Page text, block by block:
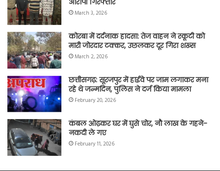
March 3, 2026
कोरबा में दर्दनाक हादसा: तेज वाहन ने स्कूटी को
मारी जोरदार टक्कर, उछलकर दूर गिरा शख्स
March 2, 2026
छत्तीसगढ़: सूरजपुर में हाईवे पर जाम लगाकर मना
रहे थे जन्मदिन, पुलिस ने दर्ज किया मामला
February 20, 2026
कंबल ओढ़कर घर में घुसे चोर, नौ लाख के गहने-
नकदी ले गए
February 11, 2026